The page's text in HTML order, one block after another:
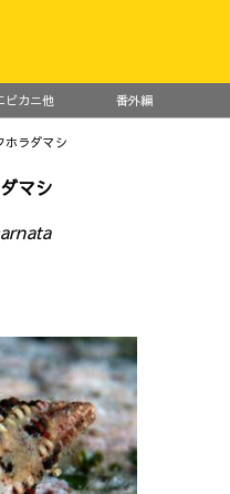
ビカニ他 番外編
ラダマシ
マシ